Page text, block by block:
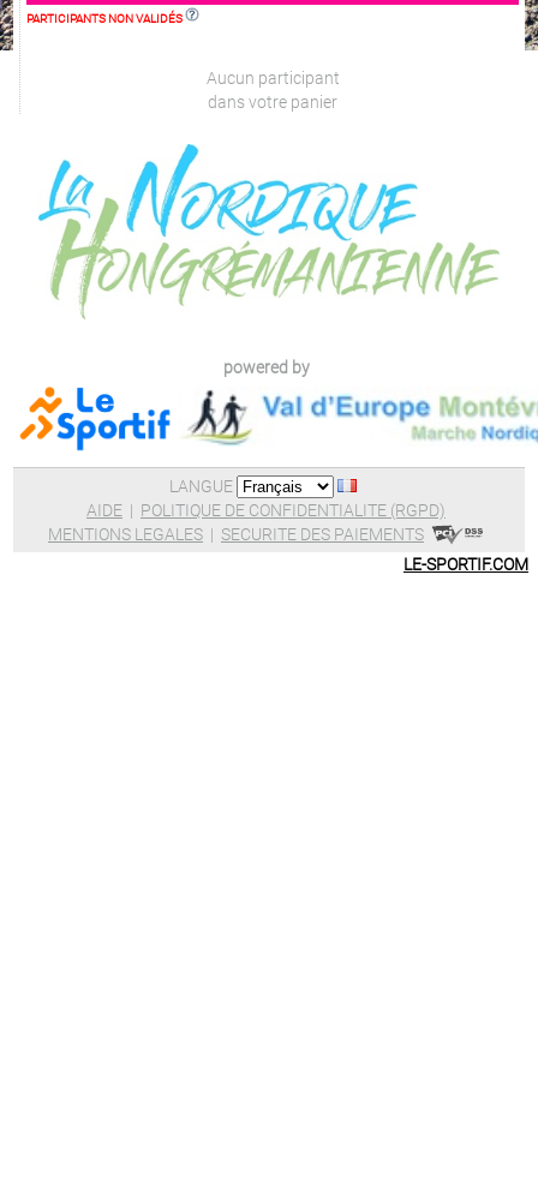
PARTICIPANTS NON VALIDÉS
Aucun participant
dans votre panier
powered by
LANGUE
AIDE | POLITIQUE DE CONFIDENTIALITE (RGPD)
MENTIONS LEGALES |SECURITE DES PAIEMENTS
LE-SPORTIF.COM